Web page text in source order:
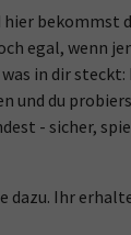
bekommst
egal, wenn
in dir
du
- sicher,
dazu. Ihr